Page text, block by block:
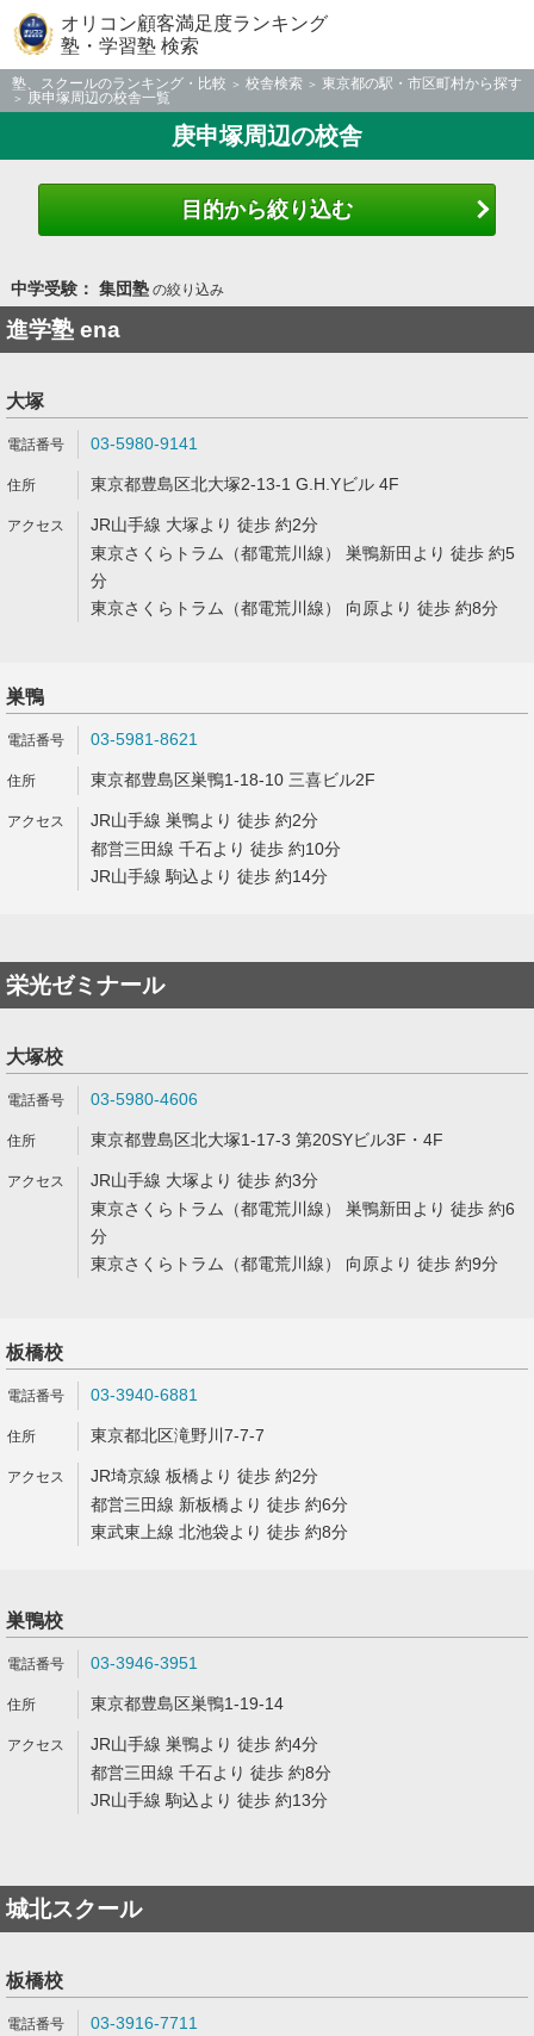
オリコン顧客満足度ランキング
塾・学習塾 検索
塾、スクールのランキング・比較 校舎検索
東京都の駅・市区町村から探す
庚申塚周辺の校舎一覧
庚申塚周辺の校舎
目的から絞り込む
中学受験： 集団塾の絞り込み
進学塾 ena
大塚
03-5980-9141
東京都豊島区北大塚2-13-1 G.H.Yビル 4F
JR山手線 大塚より 徒歩 約2分
東京さくらトラム（都電荒川線） 巣鴨新田より 徒歩 約5
分
東京さくらトラム（都電荒川線） 向原より 徒歩 約8分
巣鴨
03-5981-8621
東京都豊島区巣鴨1-18-10 三喜ビル2F
JR山手線 巣鴨より 徒歩 約2分
都営三田線 千石より 徒歩 約10分
JR山手線 駒込より 徒歩 約14分
栄光ゼミナール
大塚校
03-5980-4606
東京都豊島区北大塚1-17-3 第20SYビル3F・4F
JR山手線 大塚より 徒歩 約3分
東京さくらトラム（都電荒川線） 巣鴨新田より 徒歩 約6
分
東京さくらトラム（都電荒川線） 向原より 徒歩 約9分
板橋校
03-3940-6881
東京都北区滝野川7-7-7
JR埼京線 板橋より 徒歩 約2分
都営三田線 新板橋より 徒歩 約6分
東武東上線 北池袋より 徒歩 約8分
巣鴨校
03-3946-3951
東京都豊島区巣鴨1-19-14
JR山手線 巣鴨より 徒歩 約4分
都営三田線 千石より 徒歩 約8分
JR山手線 駒込より 徒歩 約13分
城北スクール
板橋校
03-3916-7711